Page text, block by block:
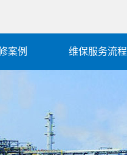
案例 维保服务流程